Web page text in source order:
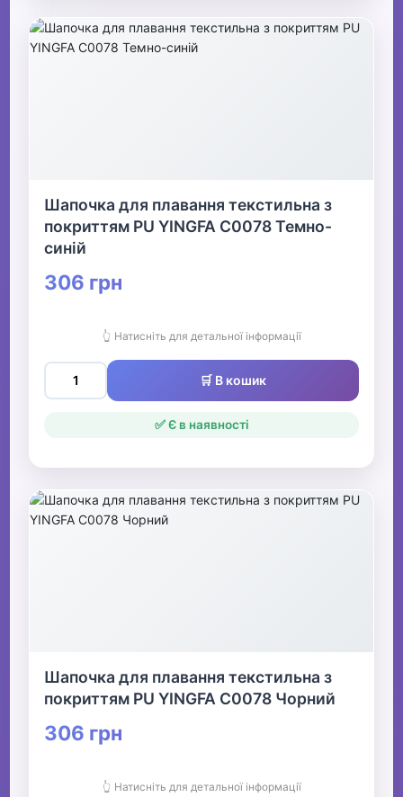
Шапочка для плавання текстильна з
покриттям PU YINGFA C0078 Темно-
синій
306 грн
👆 Натисніть для детальної інформації
🛒 В кошик
✅ Є в наявності
Шапочка для плавання текстильна з
покриттям PU YINGFA C0078 Чорний
306 грн
👆 Натисніть для детальної інформації